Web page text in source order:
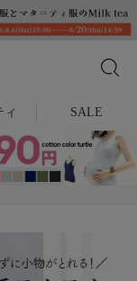
ィ SALE